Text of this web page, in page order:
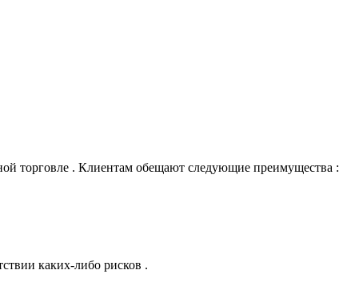
торговле . Клиентам обещают следующие преимущества :
каких-либо рисков .